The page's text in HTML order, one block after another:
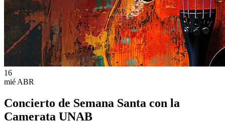
16
mié ABR
Concierto de Semana Santa con la
Camerata UNAB